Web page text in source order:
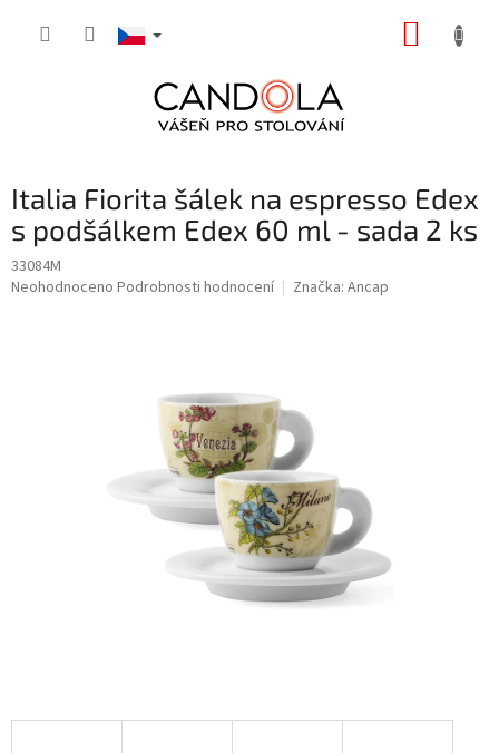
Italia Fiorita šálek na espresso Edex
s podšálkem Edex 60 ml - sada 2 ks
33084M
Průměrné
Neohodnoceno Podrobnosti hodnocení Značka: Ancap